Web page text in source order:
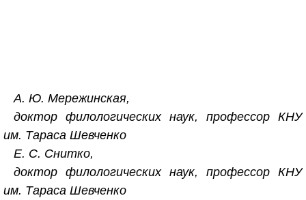
А. Ю. Мережинская,
доктор филологических наук, профессор КНУ
им. Тараса Шевченко
Е. С. Снитко,
доктор филологических наук, профессор КНУ
им. Тараса Шевченко